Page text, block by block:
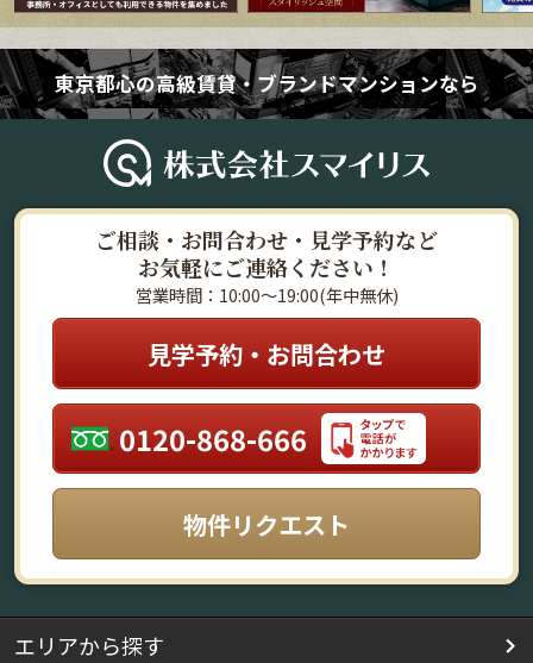
東京都心の高級賃貸・ブランドマンションなら
ご相談・お問合わせ・見学予約など
お気軽にご連絡ください！
営業時間：10:00～19:00(年中無休)
見学予約・お問合わせ
0120-868-666
物件リクエスト
エリアから探す